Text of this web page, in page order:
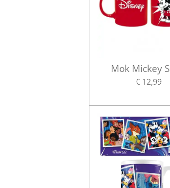
Mok Mickey
€ 12,99